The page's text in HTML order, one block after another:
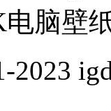
脑壁
2023